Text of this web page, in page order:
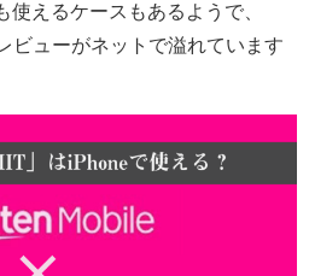
えるケースもあるようで、
ビューがネットで溢れています